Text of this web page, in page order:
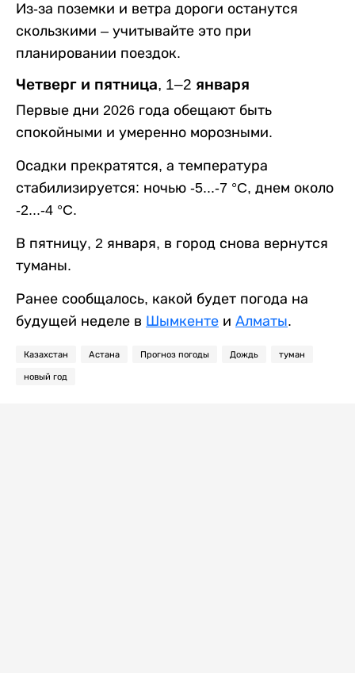
Из-за поземки и ветра дороги останутся
скользкими – учитывайте это при
планировании поездок.
Четверг и пятница, 1–2 января
Первые дни 2026 года обещают быть
спокойными и умеренно морозными.
Осадки прекратятся, а температура
стабилизируется: ночью -5...-7 °C, днем около
-2...-4 °C.
В пятницу, 2 января, в город снова вернутся
туманы.
Ранее сообщалось, какой будет погода на
будущей неделе в Шымкенте и Алматы.
Казахстан Астана Прогноз погоды Дождь туман
новый год